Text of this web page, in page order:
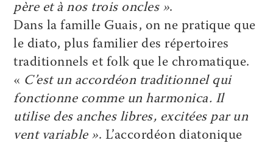
père et à nos trois oncles ».
Dans la famille Guais, on ne pratique que
le diato, plus familier des répertoires
traditionnels et folk que le chromatique.
« C’est un accordéon traditionnel qui
fonctionne comme un harmonica. Il
utilise des anches libres, excitées par un
vent variable ». L’accordéon diatonique